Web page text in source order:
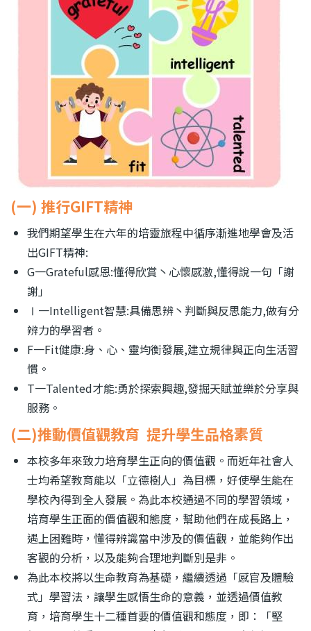
(一) 推行GIFT精神
我們期望學生在六年的培靈旅程中循序漸進地學會及活
出GIFT精神:
G一Grateful感恩:懂得欣賞丶心懷感激,懂得說一句「謝
謝」
Ⅰ一Intelligent智慧:具備思辨丶判斷與反思能力,做有分
辨力的學習者。
F一Fit健康:身、心、靈均衡發展,建立規律與正向生活習
慣。
T一Talented才能:勇於探索興趣,發掘天賦並樂於分享與
服務。
(二)推動價值觀教育 提升學生品格素質
本校多年來致力培育學生正向的價值觀。而近年社會人
士均希望教育能以「立德樹人」為目標，好使學生能在
學校內得到全人發展。為此本校通過不同的學習領域，
培育學生正面的價值觀和態度，幫助他們在成長路上，
遇上困難時，懂得辨識當中涉及的價值觀，並能夠作出
客觀的分析，以及能夠合理地判斷別是非。
為此本校將以生命教育為基礎，繼續透過「感官及體驗
式」學習法，讓學生感悟生命的意義，並透過價值教
育，培育學生十二種首要的價值觀和態度，即：「堅